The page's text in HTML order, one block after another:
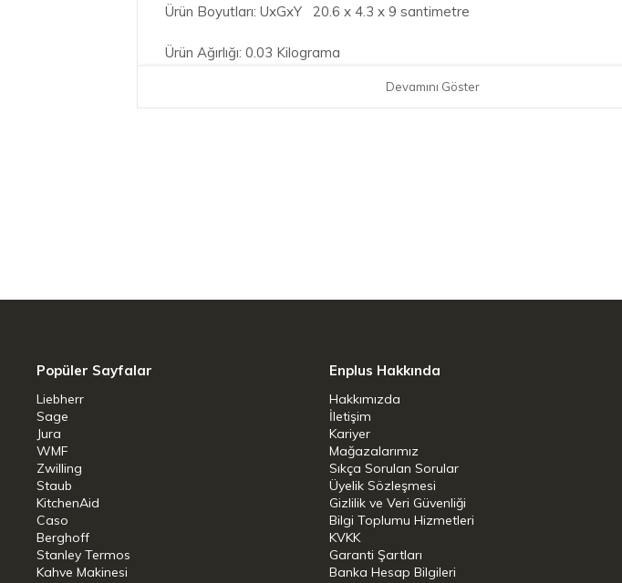
Ürün Boyutları: UxGxY 20.6 x 4.3 x 9 santimetre
Ürün Ağırlığı: 0.03 Kilograma
Devamını Göster
Popüler Sayfalar
Liebherr
Sage
Jura
WMF
Zwilling
Staub
KitchenAid
Caso
Berghoff
Stanley Termos
Kahve Makinesi
Enplus Hakkında
Hakkımızda
İletişim
Kariyer
Mağazalarımız
Sıkça Sorulan Sorular
Üyelik Sözleşmesi
Gizlilik ve Veri Güvenliği
Bilgi Toplumu Hizmetleri
KVKK
Garanti Şartları
Banka Hesap Bilgileri